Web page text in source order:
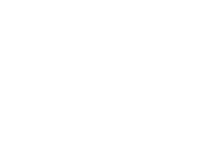
15Mn 20Mn